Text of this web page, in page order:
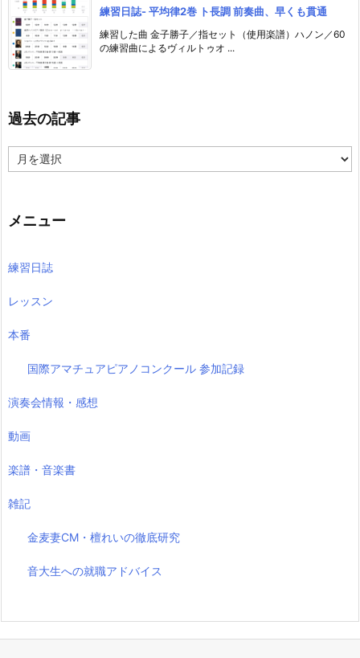
練習日誌- 平均律2巻 ト長調 前奏曲、早くも貫通
練習した曲 金子勝子／指セット（使用楽譜）ハノン／60
の練習曲によるヴィルトゥオ ...
過去の記事
去
事
メニュー
練習日誌
レッスン
本番
国際アマチュアピアノコンクール 参加記録
演奏会情報・感想
動画
楽譜・音楽書
雑記
金麦妻CM・檀れいの徹底研究
音大生への就職アドバイス